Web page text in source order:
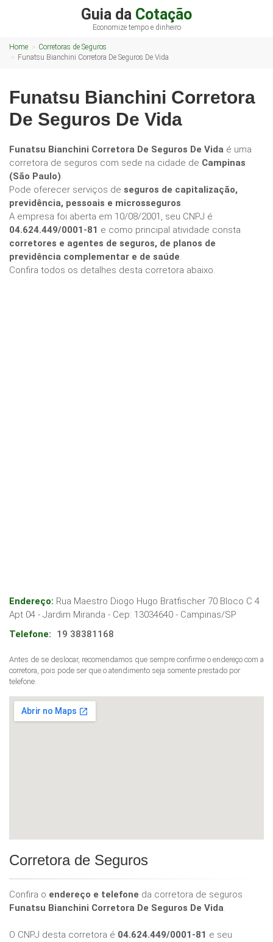
Guia da Cotação
Economize tempo e dinheiro
Home
Corretoras de Seguros
Funatsu Bianchini Corretora De Seguros De Vida
Funatsu Bianchini Corretora
De Seguros De Vida
Funatsu Bianchini Corretora De Seguros De Vida é uma
corretora de seguros com sede na cidade de Campinas
(São Paulo).
Pode oferecer serviços de seguros de capitalização,
previdência, pessoais e microsseguros.
A empresa foi aberta em 10/08/2001, seu CNPJ é
04.624.449/0001-81 e como principal atividade consta
corretores e agentes de seguros, de planos de
previdência complementar e de saúde.
Confira todos os detalhes desta corretora abaixo.
Endereço: Rua Maestro Diogo Hugo Bratfischer 70 Bloco C 4
Apt 04 - Jardim Miranda - Cep: 13034640 - Campinas/SP
Telefone:
19 38381168
Antes de se deslocar, recomendamos que sempre confirme o endereço com a
corretora, pois pode ser que o atendimento seja somente prestado por
telefone.
Corretora de Seguros
Confira o endereço e telefone da corretora de seguros
Funatsu Bianchini Corretora De Seguros De Vida.
O CNPJ desta corretora é 04.624.449/0001-81 e seu